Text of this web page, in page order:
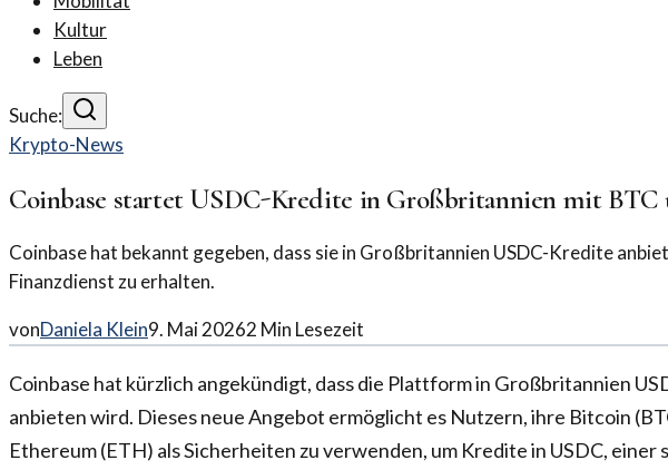
Kultur
Leben
Suche:
Krypto-News
Coinbase startet USDC-Kredite in Großbritannien mit
Coinbase hat bekannt gegeben, dass sie in Großbritannien USDC-Kredite
Finanzdienst zu erhalten.
vonDaniela Klein9. Mai 20262 Min Lesezeit
Coinbase hat kürzlich angekündigt, dass die Plattform in Großbritannien
anbieten wird. Dieses neue Angebot ermöglicht es Nutzern, ihre Bitcoin
Ethereum (ETH) als Sicherheiten zu verwenden, um Kredite in USDC, einer